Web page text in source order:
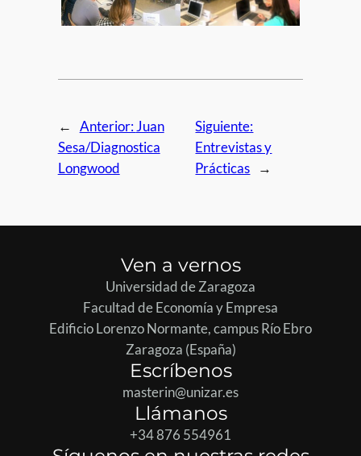
← Anterior:Juan
Sesa/Diagnostica
Longwood
Siguiente:
Entrevistas y
Prácticas
→
Ven a vernos
Universidad de Zaragoza
Facultad de Economía y Empresa
Edificio Lorenzo Normante, campus Río Ebro
Zaragoza (España)
Escríbenos
masterin@unizar.es
Llámanos
+34 876 554961